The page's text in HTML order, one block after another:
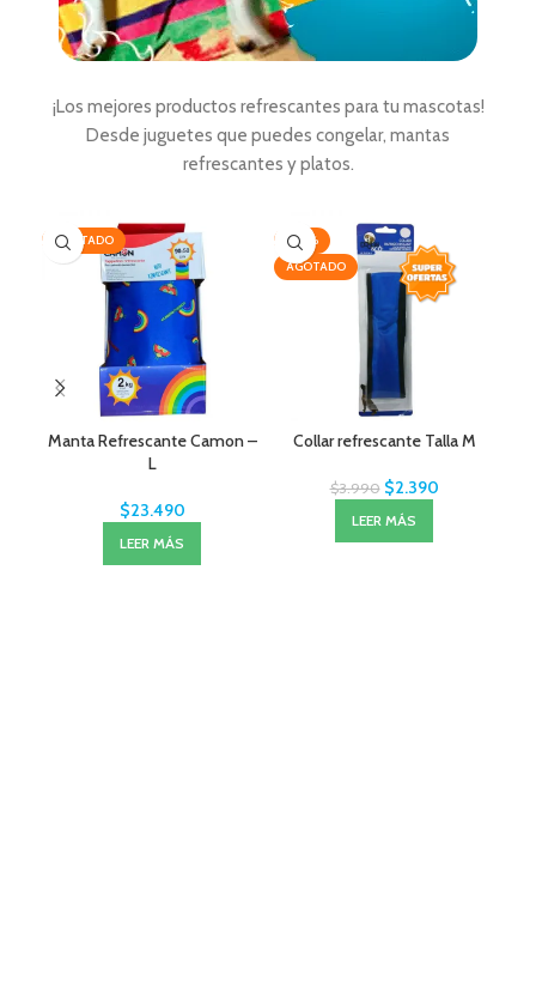
¡Los mejores productos refrescantes para tu mascotas!
Desde juguetes que puedes congelar, mantas
refrescantes y platos.
AGOTADO
Manta Refrescante Camon –
L
$23.490
LEER MÁS
-40%
AGOTADO
Collar refrescante Talla M
$3.990 $2.390
LEER MÁS